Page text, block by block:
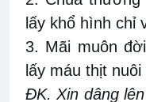
lấy khổ hình chỉ
3. Mãi muôn
lấy máu thịt
ĐK. Xin dâng